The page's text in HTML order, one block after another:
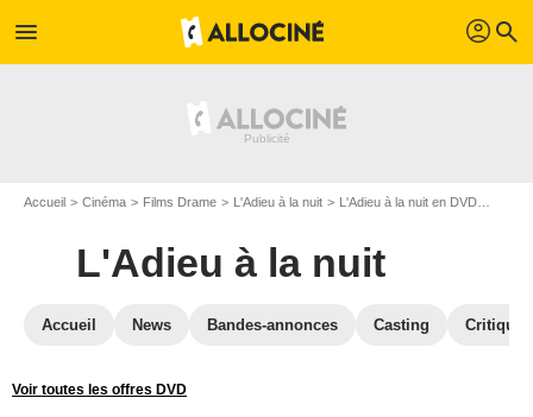
menu profil search
Accueil Cinéma Films Drame L'Adieu à la nuit L'Adieu à la nuit en DVD
L'Adieu à la nuit
Accueil News Bandes-annonces Casting
Voir toutes les offres DVD